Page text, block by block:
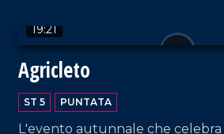
19:21
Agricleto
ST 5 PUNTATA
L'evento autunnale che
VAI AL TITOLO